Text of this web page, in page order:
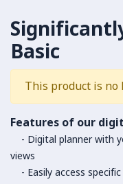
Basic
This product is no
Features of our
- Digital planner with
views
- Easily access